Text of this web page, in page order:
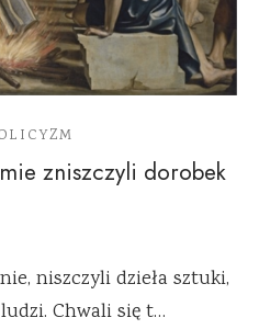
zniszczyli dorobek
niszczyli dzieła sztuki,
Chwali się t…